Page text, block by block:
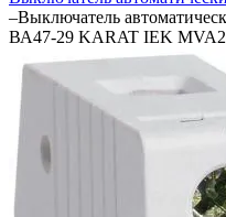
–Выключатель
ВА47-29 KARAT IEK